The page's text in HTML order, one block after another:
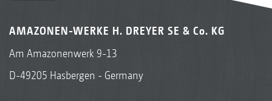
AMAZONEN-WERKE H. DREYER SE & Co. KG
Am Amazonenwerk 9-13
D-49205 Hasbergen - Germany